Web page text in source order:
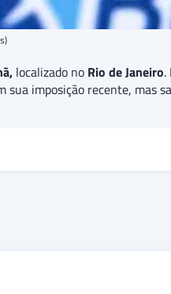
localizado no Rio de Janeiro.
sua imposição recente, mas
valer a liderança desta
tenha mais de três gols,